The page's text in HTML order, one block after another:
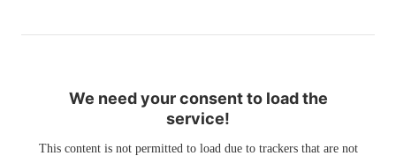
We need your consent to load the
service!
This content is not permitted to load due to trackers that are not